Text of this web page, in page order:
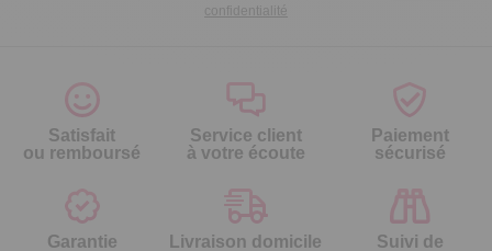
confidentialité
Satisfait
ou remboursé
Service client
à votre écoute
Paiement
sécurisé
Garantie
Livraison domicile
Suivi de